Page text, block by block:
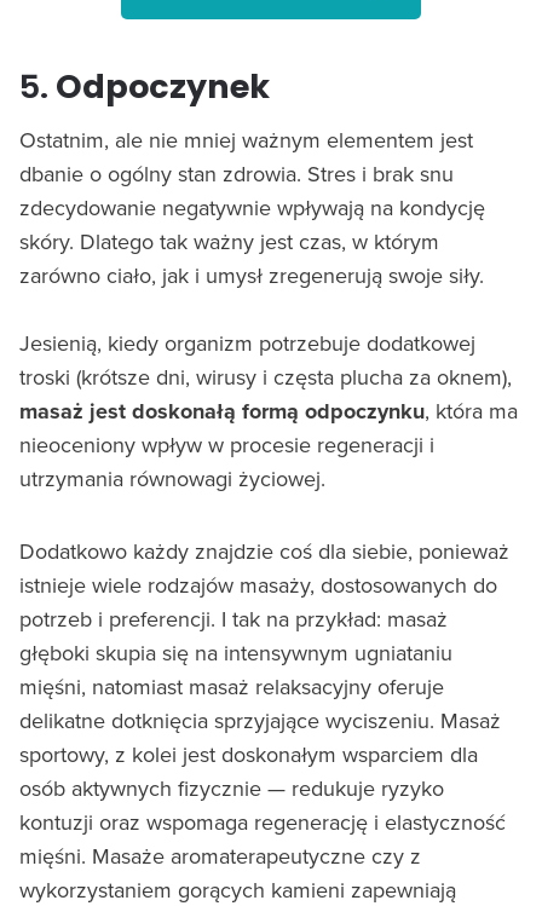
5. Odpoczynek
Ostatnim, ale nie mniej ważnym elementem jest
dbanie o ogólny stan zdrowia. Stres i brak snu
zdecydowanie negatywnie wpływają na kondycję
skóry. Dlatego tak ważny jest czas, w którym
zarówno ciało, jak i umysł zregenerują swoje siły.
Jesienią, kiedy organizm potrzebuje dodatkowej
troski (krótsze dni, wirusy i częsta plucha za oknem),
masaż jest doskonałą formą odpoczynku, która ma
nieoceniony wpływ w procesie regeneracji i
utrzymania równowagi życiowej.
Dodatkowo każdy znajdzie coś dla siebie, ponieważ
istnieje wiele rodzajów masaży, dostosowanych do
potrzeb i preferencji. I tak na przykład: masaż
głęboki skupia się na intensywnym ugniataniu
mięśni, natomiast masaż relaksacyjny oferuje
delikatne dotknięcia sprzyjające wyciszeniu. Masaż
sportowy, z kolei jest doskonałym wsparciem dla
osób aktywnych fizycznie — redukuje ryzyko
kontuzji oraz wspomaga regenerację i elastyczność
mięśni. Masaże aromaterapeutyczne czy z
wykorzystaniem gorących kamieni zapewniają